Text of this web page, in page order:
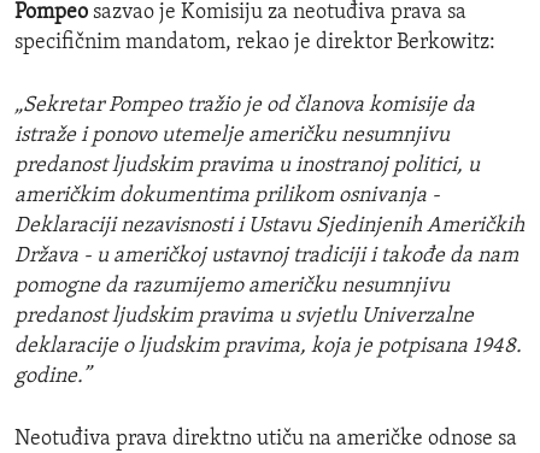
Pompeo sazvao je Komisiju za neotuđiva prava sa
specifičnim mandatom, rekao je direktor Berkowitz:
„Sekretar Pompeo tražio je od članova komisije da
istraže i ponovo utemelje američku nesumnjivu
predanost ljudskim pravima u inostranoj politici, u
američkim dokumentima prilikom osnivanja -
Deklaraciji nezavisnosti i Ustavu Sjedinjenih Američkih
Država - u američkoj ustavnoj tradiciji i takođe da nam
pomogne da razumijemo američku nesumnjivu
predanost ljudskim pravima u svjetlu Univerzalne
deklaracije o ljudskim pravima, koja je potpisana 1948.
godine.”
Neotuđiva prava direktno utiču na američke odnose sa